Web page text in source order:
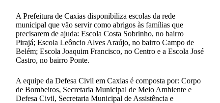
A Prefeitura de Caxias disponibiliza escolas da rede
municipal que vão servir como abrigos às famílias que
precisarem de ajuda: Escola Costa Sobrinho, no bairro
Pirajá; Escola Leôncio Alves Araújo, no bairro Campo de
Belém; Escola Joaquim Francisco, no Centro e a Escola José
Castro, no bairro Ponte.
A equipe da Defesa Civil em Caxias é composta por: Corpo
de Bombeiros, Secretaria Municipal de Meio Ambiente e
Defesa Civil, Secretaria Municipal de Assistência e